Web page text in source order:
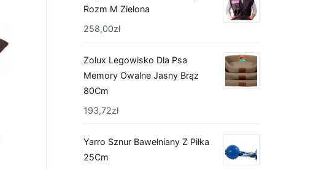
Rozm M Zielona
258,00zł
Zolux Legowisko Dla Psa
Memory Owalne Jasny Brąz
80Cm
193,72zł
Yarro Sznur Bawełniany Z Piłka
25Cm